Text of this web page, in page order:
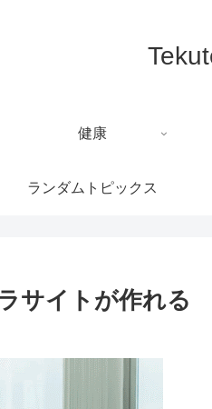
健康
ランダムトピックス
サイトが作れる